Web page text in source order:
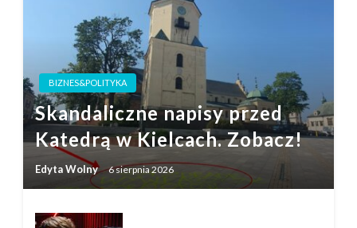
BIZNES&POLITYKA
Skandaliczne napisy przed
Katedrą w Kielcach. Zobacz!
Edyta Wolny 6 sierpnia 2026